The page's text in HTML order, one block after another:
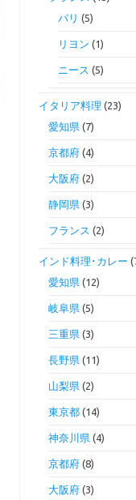
パリ (5)
リヨン (1)
ニース (5)
イタリア料理 (23)
愛知県(7)
京都府(4)
大阪府(2)
静岡県(3)
フランス (2)
インド料理･カレー
愛知県(12)
岐阜県(5)
三重県(3)
長野県(11)
山梨県(2)
東京都(14)
神奈川県(4)
京都府(8)
大阪府(3)